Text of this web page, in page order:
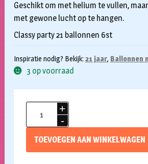
Geschikt om met helium te vullen,
met gewone lucht op te hangen.
Classy party 21 ballonnen 6st
Inspiratie nodig? Bekijk: 21 jaar, Ballonnen
3 op voorraad
Ballonnen
TOEVOEGEN AAN WINKELWAGEN